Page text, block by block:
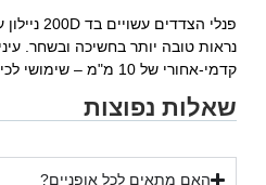
קדמי-אחורי של 10 מ"מ – שימושי לכיול מיקום הכיס מאחורי הסטם.
שאלות נפוצות
האם מתאים לכל אופניים?